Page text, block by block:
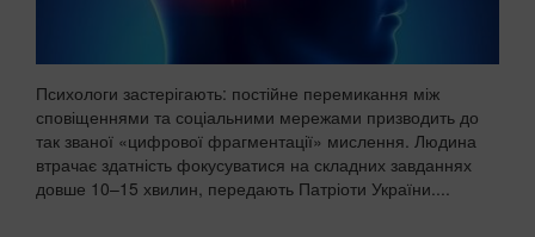
Психологи застерігають: постійне перемикання між
сповіщеннями та соціальними мережами призводить до
так званої «цифрової фрагментації» мислення. Людина
втрачає здатність фокусуватися на складних завданнях
довше 10–15 хвилин, передають Патріоти України....